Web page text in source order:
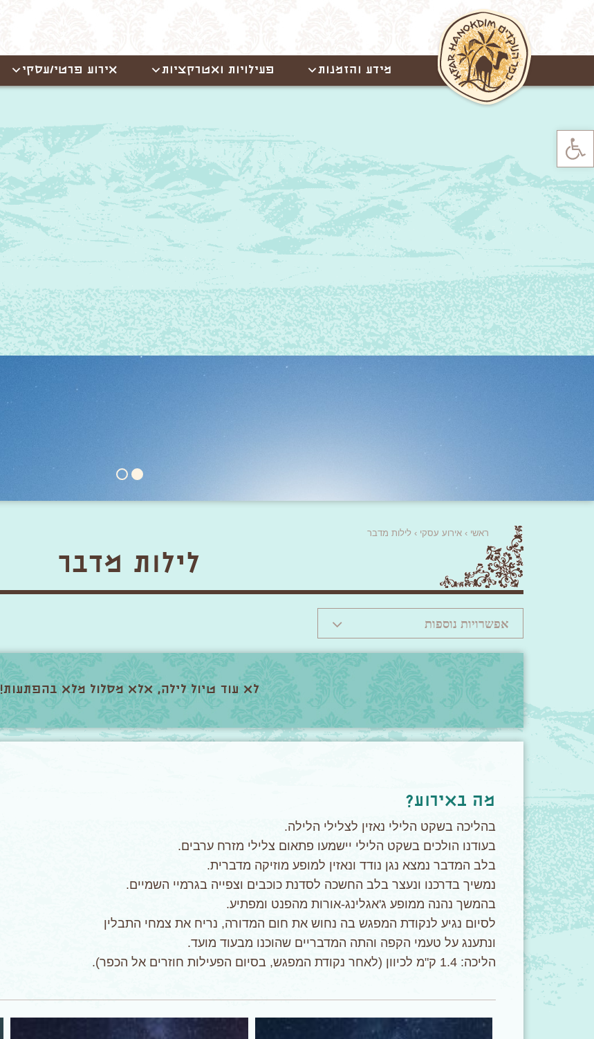
פתח סרגל נגישות
מידע והזמנות פעילויות ואטרקציות אירוע פרטי/עסקי
ראשי › אירוע עסקי › לילות מדבר
לילות מדבר
אפשרויות נוספות
לא עוד טיול לילה, אלא מסלול מלא בהפתעות!
מה באירוע?
בהליכה בשקט הלילי נאזין לצלילי הלילה.
בעודנו הולכים בשקט הלילי יישמעו פתאום צלילי מזרח ערבים.
בלב המדבר נמצא נגן נודד ונאזין למופע מוזיקה מדברית.
נמשיך בדרכנו ונעצר בלב החשכה לסדנת כוכבים וצפייה בגרמיי השמיים.
בהמשך נהנה ממופע ג'אגלינג-אורות מהפנט ומפתיע.
לסיום נגיע לנקודת המפגש בה נחוש את חום המדורה, נריח את צמחי התבלין
ונתענג על טעמי הקפה והתה המדבריים שהוכנו מבעוד מועד.
הליכה: 1.4 ק"מ לכיוון (לאחר נקודת המפגש, בסיום הפעילות חוזרים אל הכפר).